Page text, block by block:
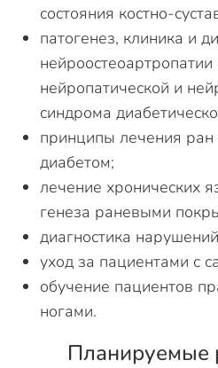
состояния костно-
патогенез, клиника и
нейропатической и
синдрома
принципы лечения
диабетом;
лечение хронических
генеза раневыми
диагностика
уход за пациентами с
обучение пациентов
ногами.
Планируемые